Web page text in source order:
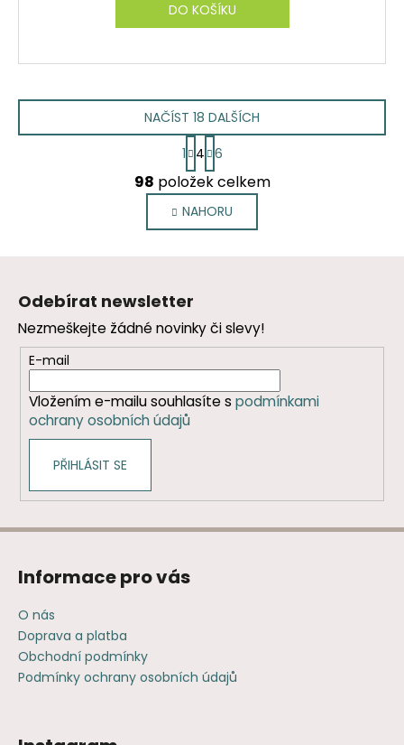
DO KOŠÍKU
O
v
l
á
p
r
v
k
y
u
NAČÍST 18 DALŠÍCH
S
t
r
á
n
k
1 4 6
98 položek celkem
NAHORU
Odebírat newsletter
Nezmeškejte žádné novinky či slevy!
E-mail
Vložením e-mailu souhlasíte s podmínkami
ochrany osobních údajů
PŘIHLÁSIT SE
Informace pro vás
O nás
Doprava a platba
Obchodní podmínky
Podmínky ochrany osobních údajů